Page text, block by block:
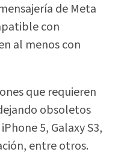
de Meta
con
al menos con
que requieren
obsoletos
5, Galaxy S3,
entre otros.